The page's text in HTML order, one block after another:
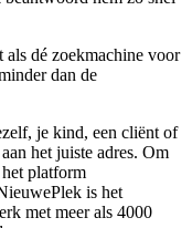
dé zoekmachine voor
dan de
je kind, een cliënt of
het juiste adres. Om
platform
is het
met meer als 4000